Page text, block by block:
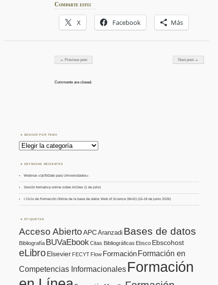
Comparte esto:
X Facebook Más
Post navigation
← Previous post Next post →
Comments are closed.
BUSCAR POR TEMA
Buscar
por
Tema
ENTRADAS RECIENTES
Webinar «UpToDate para Universidades»
Sesión formativa online sobre InCites (1 de julio)
I Ciclo de Formación Online de la base de datos Web of Science (WoS) (16-18 de junio 2026)
ETIQUETAS
Acceso AbiertoAPCAranzadi Bases de datos
Bibliografía BUVaEbook Citas Bibliográficas Ebsco Ebscohost
eLibroElsevier FECYT Flow FormaciónFormación en
Competencias Informacionales Formación